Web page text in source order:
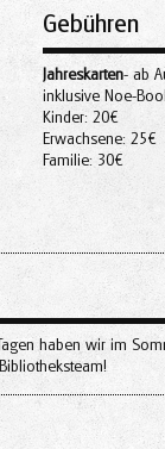
Gebühren
Jahreskarten- ab
inklusive Noe-
Kinder: 20€
Erwachsene: 25€
Familie: 30€
haben wir im